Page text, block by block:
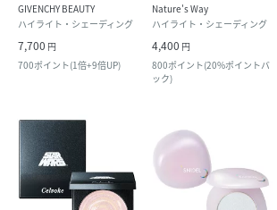
GIVENCHY BEAUTY
ハイライト・シェーディング
7,700 円
700ポイント(1倍+9倍UP)
Nature's Way
ハイライト・シェーディング
4,400 円
800ポイント(20%ポイントバ
ック)